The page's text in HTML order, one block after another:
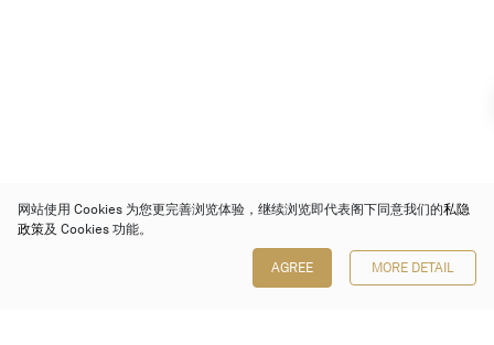
网站使用 Cookies 为您更完善浏览体验，继续浏览即代表阁下同意我们的私隐
政策及 Cookies 功能。
AGREE MORE DETAIL